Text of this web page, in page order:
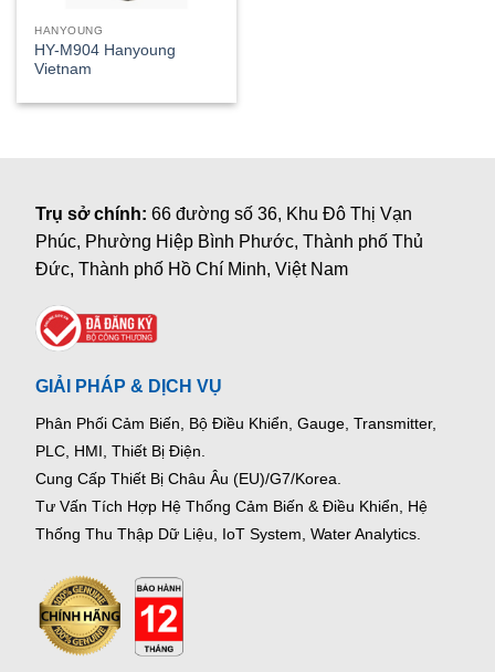
HANYOUNG
HY-M904 Hanyoung
Vietnam
Trụ sở chính:66 đường số 36, Khu Đô Thị Vạn
Phúc, Phường Hiệp Bình Phước, Thành phố Thủ
Đức, Thành phố Hồ Chí Minh, Việt Nam
GIẢI PHÁP & DỊCH VỤ
Phân Phối Cảm Biến, Bộ Điều Khiển, Gauge, Transmitter,
PLC, HMI, Thiết Bị Điện.
Cung Cấp Thiết Bị Châu Âu (EU)/G7/Korea.
Tư Vấn Tích Hợp Hệ Thống Cảm Biến & Điều Khiển, Hệ
Thống Thu Thập Dữ Liệu, IoT System, Water Analytics.